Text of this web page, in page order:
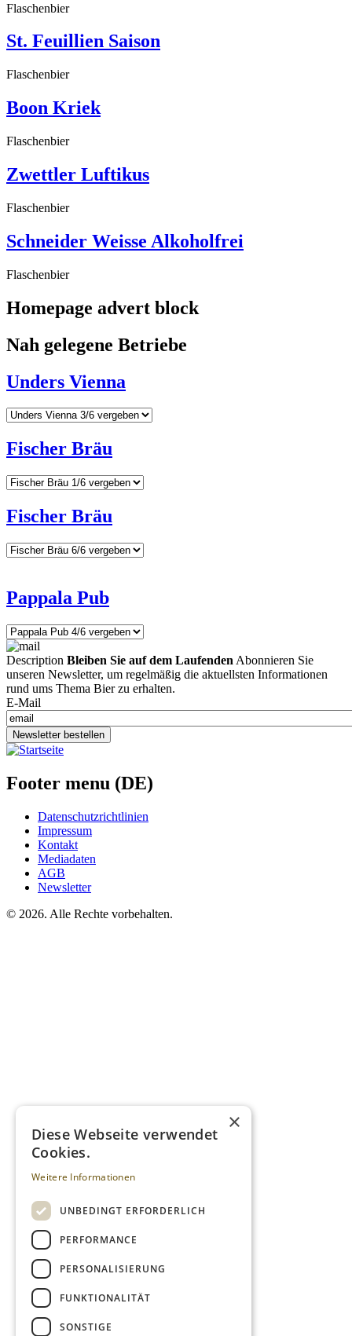
Flaschenbier
St. Feuillien Saison
Flaschenbier
Boon Kriek
Flaschenbier
Zwettler Luftikus
Flaschenbier
Schneider Weisse Alkoholfrei
Flaschenbier
Homepage advert block
Nah gelegene Betriebe
Unders Vienna
Fischer Bräu
Fischer Bräu
Pappala Pub
Description Bleiben Sie auf dem Laufenden Abonnieren Sie
unseren Newsletter, um regelmäßig die aktuellsten Informationen
rund ums Thema Bier zu erhalten.
E-Mail
Newsletter bestellen
Footer menu (DE)
Datenschutzrichtlinien
Impressum
Kontakt
Mediadaten
AGB
Newsletter
© 2026. Alle Rechte vorbehalten.
×
Diese Webseite verwendet
Cookies.
Weitere Informationen
UNBEDINGT ERFORDERLICH
PERFORMANCE
PERSONALISIERUNG
FUNKTIONALITÄT
SONSTIGE